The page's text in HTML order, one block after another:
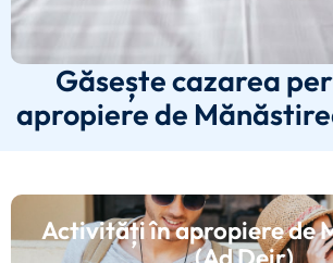
Găsește cazarea
apropiere de
Activități în apropiere de